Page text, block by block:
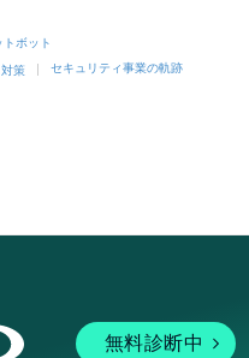
ボット
策 セキュリティ事業の軌跡
無料診断中